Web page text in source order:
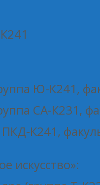
Ю-К241,
СА-К231,
К241,
искусство»: